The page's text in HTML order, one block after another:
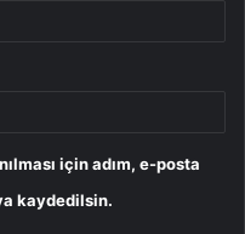
için adım, e-posta
kaydedilsin.